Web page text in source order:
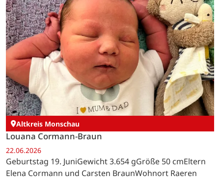
Altkreis Monschau
Louana Cormann-Braun
22.06.2026
Geburtstag 19. JuniGewicht 3.654 gGröße 50 cmEltern
Elena Cormann und Carsten BraunWohnort Raeren